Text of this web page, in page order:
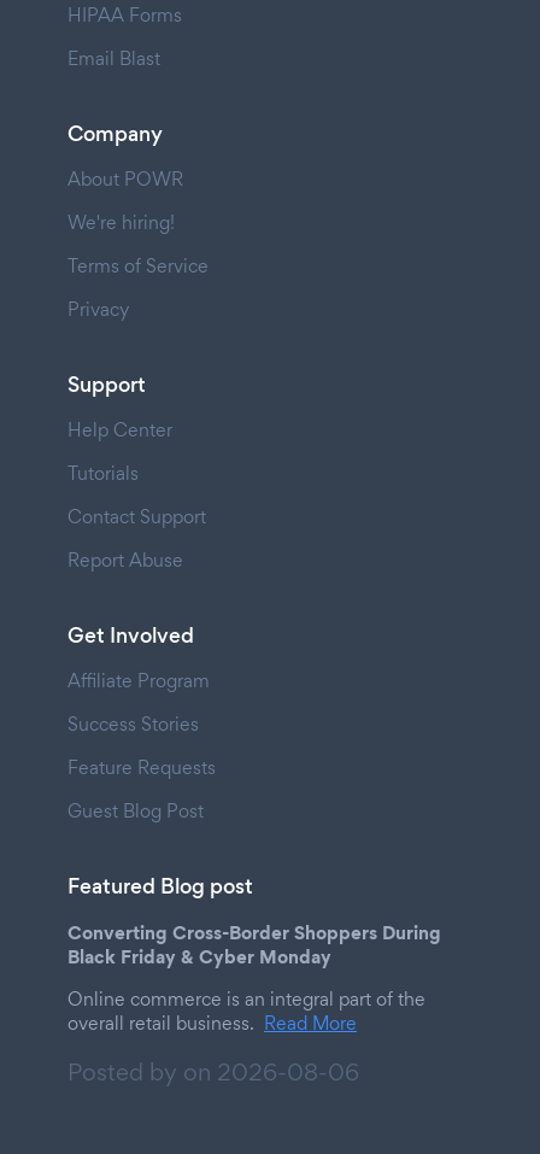
HIPAA Forms
Email Blast
Company
About POWR
We're hiring!
Terms of Service
Privacy
Support
Help Center
Tutorials
Contact Support
Report Abuse
Get Involved
Affiliate Program
Success Stories
Feature Requests
Guest Blog Post
Featured Blog post
Converting Cross-Border Shoppers During
Black Friday & Cyber Monday
Online commerce is an integral part of the
overall retail business. Read More
Posted by on 2026-08-06